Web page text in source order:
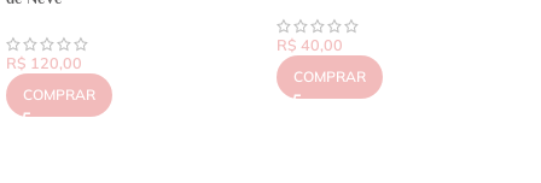
R$ 120,00
COMPRAR
R$ 40,00
COMPRAR